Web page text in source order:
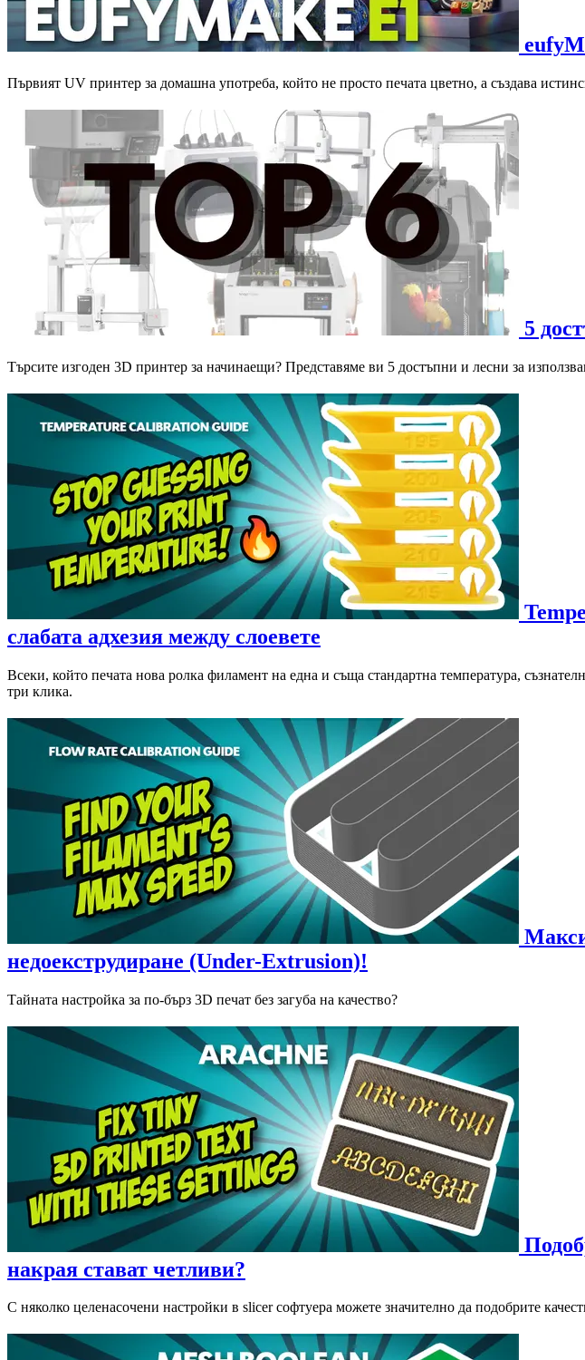
Първият UV принтер за домашна употреба, който не просто печата цветно, а създава
5
Търсите изгоден 3D принтер за начинаещи? Представяме ви 5 достъпни и лесни за
слабата адхезия между слоевете
Всеки, който печата нова ролка филамент на една и съща стандартна температура,
три клика.
недоекструдиране (Under-Extrusion)!
Тайната настройка за по-бърз 3D печат без загуба на качество?
накрая стават четливи?
С няколко целенасочени настройки в slicer софтуера можете значително да подобрите